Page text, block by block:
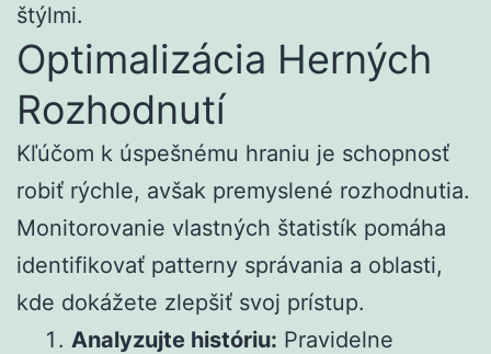
štýlmi.
Optimalizácia Herných
Rozhodnutí
Kľúčom k úspešnému hraniu je schopnosť
robiť rýchle, avšak premyslené rozhodnutia.
Monitorovanie vlastných štatistík pomáha
identifikovať patterny správania a oblasti,
kde dokážete zlepšiť svoj prístup.
Analyzujte históriu: Pravidelne